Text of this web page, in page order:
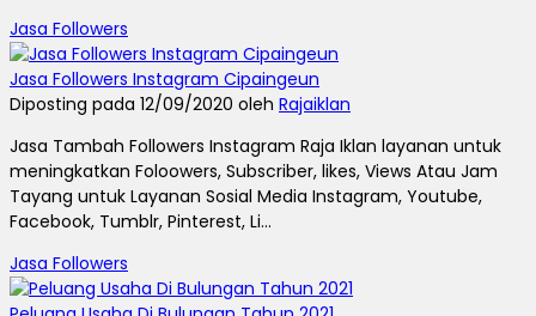
Jasa Followers
Jasa Followers Instagram Cipaingeun
Diposting pada 12/09/2020 oleh Rajaiklan
Jasa Tambah Followers Instagram Raja Iklan layanan untuk
meningkatkan Foloowers, Subscriber, likes, Views Atau Jam
Tayang untuk Layanan Sosial Media Instagram, Youtube,
Facebook, Tumblr, Pinterest, Li...
Jasa Followers